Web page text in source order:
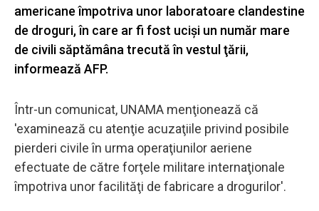
americane împotriva unor laboratoare clandestine
de droguri, în care ar fi fost ucişi un număr mare
de civili săptămâna trecută în vestul ţării,
informează AFP.
Într-un comunicat, UNAMA menţionează că
'examinează cu atenţie acuzaţiile privind posibile
pierderi civile în urma operaţiunilor aeriene
efectuate de către forţele militare internaţionale
împotriva unor facilităţi de fabricare a drogurilor'.